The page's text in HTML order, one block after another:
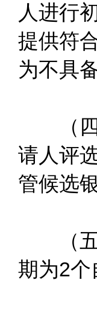
人进行
提供符
为不具
（四
请人评
管候选
（五
期为2个